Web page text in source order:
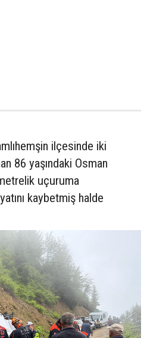
ilçesinde iki
86 yaşındaki Osman
uçuruma
kaybetmiş halde